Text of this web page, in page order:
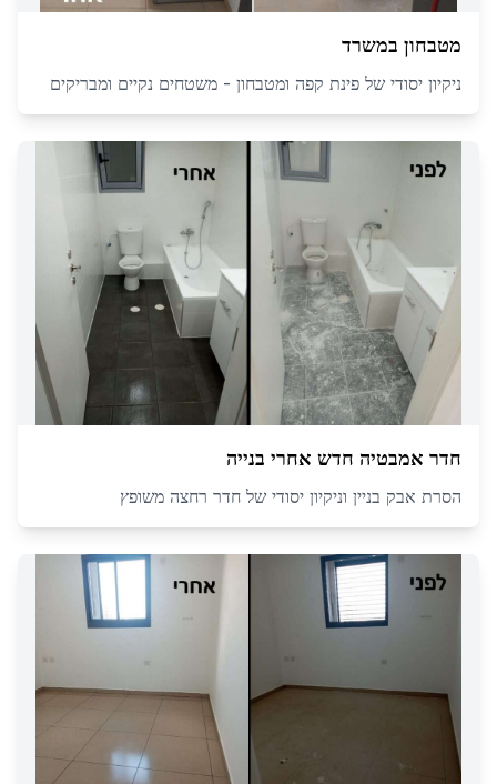
מטבחון במשרד
ניקיון יסודי של פינת קפה ומטבחון - משטחים נקיים ומבריקים
חדר אמבטיה חדש אחרי בנייה
הסרת אבק בניין וניקיון יסודי של חדר רחצה משופץ